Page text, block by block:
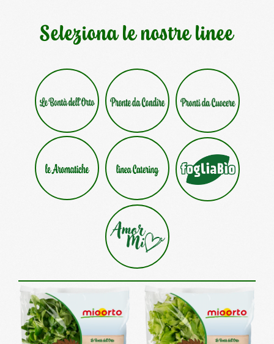
Seleziona le nostre linee